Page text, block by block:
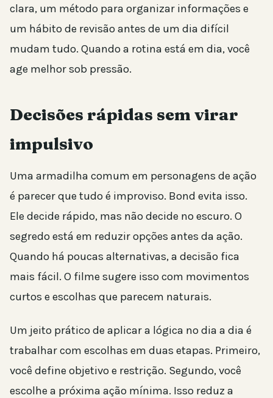
clara, um método para organizar informações e
um hábito de revisão antes de um dia difícil
mudam tudo. Quando a rotina está em dia, você
age melhor sob pressão.
Decisões rápidas sem virar
impulsivo
Uma armadilha comum em personagens de ação
é parecer que tudo é improviso. Bond evita isso.
Ele decide rápido, mas não decide no escuro. O
segredo está em reduzir opções antes da ação.
Quando há poucas alternativas, a decisão fica
mais fácil. O filme sugere isso com movimentos
curtos e escolhas que parecem naturais.
Um jeito prático de aplicar a lógica no dia a dia é
trabalhar com escolhas em duas etapas. Primeiro,
você define objetivo e restrição. Segundo, você
escolhe a próxima ação mínima. Isso reduz a